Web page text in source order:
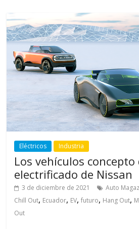
Eléctricos Industria
Los vehículos
electrificado de Nissan
3 de diciembre de 2021 Auto
Chill Out, Ecuador, EV,futuro, Hang Out,
Out